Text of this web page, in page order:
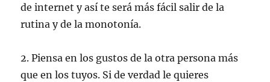
de internet y así te será más fácil salir de la
rutina y de la monotonía.
2. Piensa en los gustos de la otra persona más
que en los tuyos. Si de verdad le quieres